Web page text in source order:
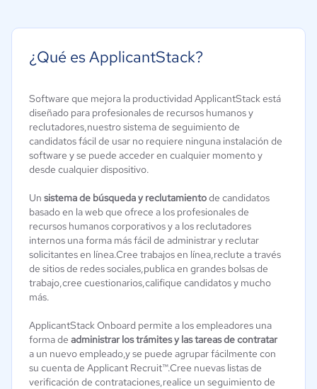
¿Qué es ApplicantStack?
Software que mejora la productividad ApplicantStack está
diseñado para profesionales de recursos humanos y
reclutadores,nuestro sistema de seguimiento de
candidatos fácil de usar no requiere ninguna instalación de
software y se puede acceder en cualquier momento y
desde cualquier dispositivo.
Un sistema de búsqueda y reclutamientode candidatos
basado en la web que ofrece a los profesionales de
recursos humanos corporativos y a los reclutadores
internos una forma más fácil de administrar y reclutar
solicitantes en línea.Cree trabajos en línea,reclute a través
de sitios de redes sociales,publica en grandes bolsas de
trabajo,cree cuestionarios,califique candidatos y mucho
más.
ApplicantStack Onboard permite a los empleadores una
forma de administrar los trámites y las tareas de contratar
a un nuevo empleado,y se puede agrupar fácilmente con
su cuenta de Applicant Recruit™.Cree nuevas listas de
verificación de contrataciones,realice un seguimiento de